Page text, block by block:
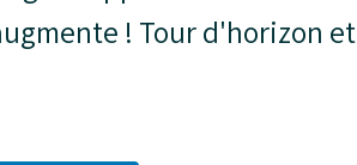
! Tour d'horizon et